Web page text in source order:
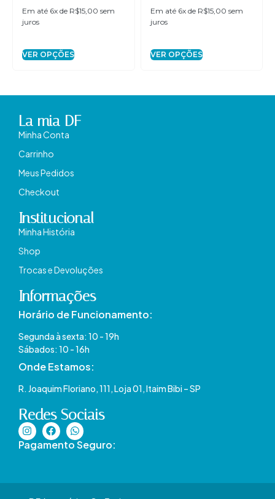
Em até 6x de R$15,00 sem
juros
VER OPÇÕES
Em até 6x de R$15,00 sem
juros
VER OPÇÕES
La mia DF
Minha Conta
Carrinho
Meus Pedidos
Checkout
Institucional
Minha História
Shop
Trocas e Devoluções
Informações
Horário de Funcionamento:
Segunda à sexta: 10 - 19h
Sábados: 10 - 16h
Onde Estamos​:
R. Joaquim Floriano, 111, Loja 01, Itaim Bibi – SP​
Redes Sociais
Pagamento Seguro: